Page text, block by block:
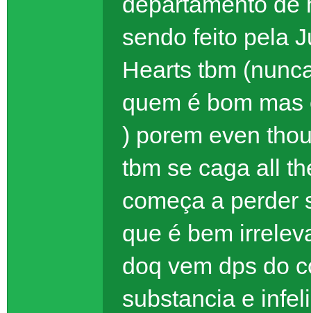
sendo feito pela
Hearts tbm
quem é bom
) porem even
tbm se caga all
começa a perder
que é bem
doq vem dps do
substancia e